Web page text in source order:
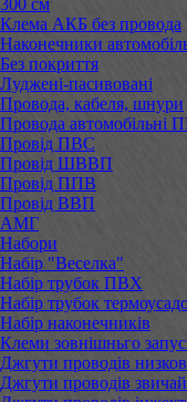
Клема АКБ без провода
Наконечники
Без покриття
Луджені-пасивовані
Провода, кабеля, шнури
Провода автомобільні
Провід ПВС
Провід ШВВП
Провід ППВ
Провід ВВП
АМГ
Набори
Набір "Веселка"
Набір трубок ПВХ
Набір трубок
Набір наконечників
Клеми зовнішньго
Джгути проводів
Джгути проводів